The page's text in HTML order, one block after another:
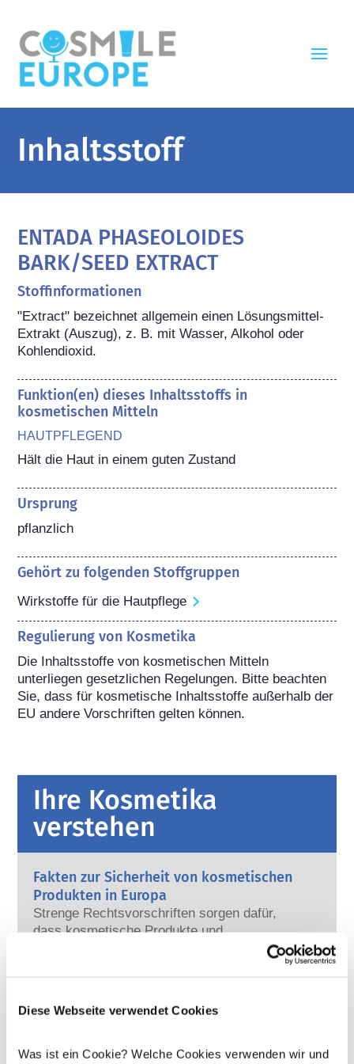
Diese Webseite verwendet Cookies
Was ist ein Cookie? Welche Cookies verwenden wir und
Inhaltsstoff
ENTADA PHASEOLOIDES
BARK/SEED EXTRACT
Stoffinformationen
"Extract" bezeichnet allgemein einen Lösungsmittel-
Extrakt (Auszug), z. B. mit Wasser, Alkohol oder
Kohlendioxid.
Funktion(en) dieses Inhaltsstoffs in
kosmetischen Mitteln
HAUTPFLEGEND
Hält die Haut in einem guten Zustand
Ursprung
pflanzlich
Gehört zu folgenden Stoffgruppen
Wirkstoffe für die Hautpflege
Regulierung von Kosmetika
Die Inhaltsstoffe von kosmetischen Mitteln
unterliegen gesetzlichen Regelungen. Bitte beachten
Sie, dass für kosmetische Inhaltsstoffe außerhalb der
EU andere Vorschriften gelten können.
Ihre Kosmetika
verstehen
Fakten zur Sicherheit von kosmetischen
Produkten in Europa
Strenge Rechtsvorschriften sorgen dafür,
dass kosmetische Produkte und
Körperpflegemittel, die in der Europäischen
Anwendung am Menschen sind. Die
europäische Regulierungsbehörden tragen
Sicherheit von kosmetischen Produkten.
enthalten?